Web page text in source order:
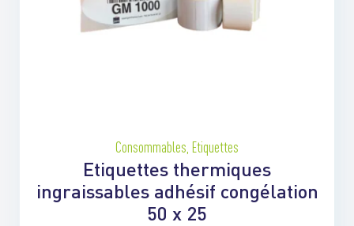
Consommables Etiquettes
Etiquettes thermiques
ingraissables adhésif congélation
50 x 25